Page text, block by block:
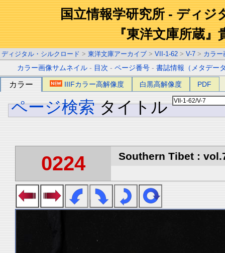
国立情報学研究所 - ディジ
『東洋文庫所蔵』
ディジタル・シルクロード > 東洋文庫アーカイブ > VII-1-62 > V-7 > カラー
カラー画像サムネイル - 目次 -ページ番号 -書誌情報（メタデー
カラー IIIFカラー高解像度 白黒高解像度 PDF
ページ検索 タイトル
0224 Southern Tibet :